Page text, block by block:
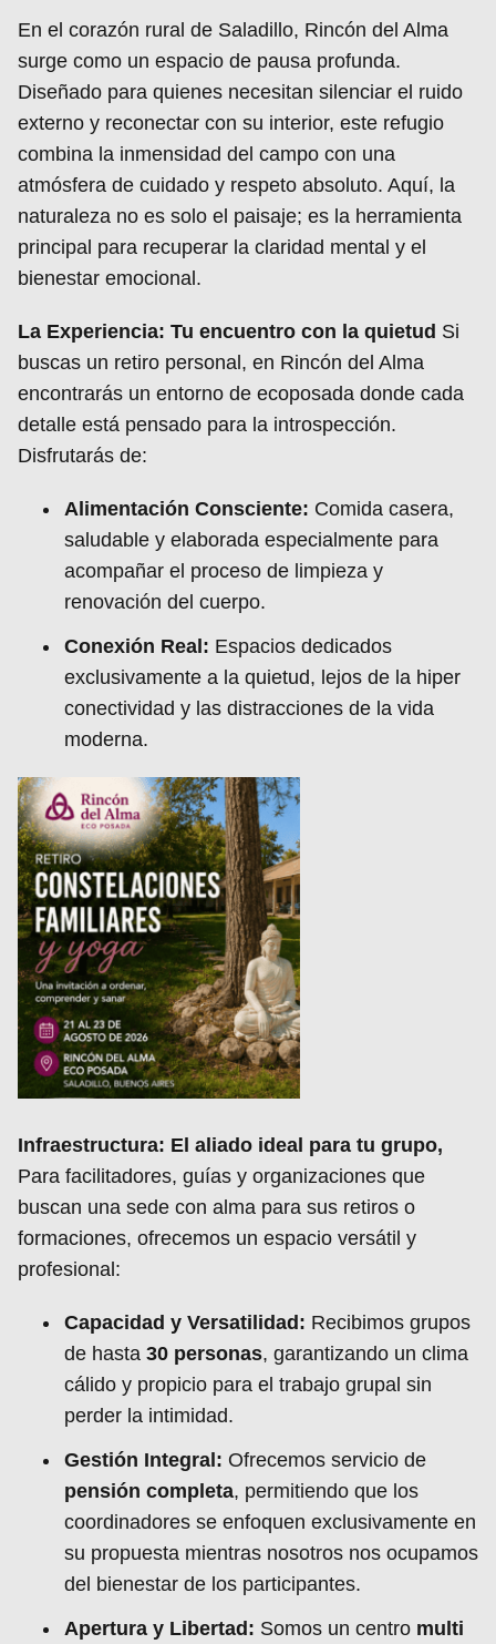
En el corazón rural de Saladillo, Rincón del Alma
surge como un espacio de pausa profunda.
Diseñado para quienes necesitan silenciar el ruido
externo y reconectar con su interior, este refugio
combina la inmensidad del campo con una
atmósfera de cuidado y respeto absoluto. Aquí, la
naturaleza no es solo el paisaje; es la herramienta
principal para recuperar la claridad mental y el
bienestar emocional.
La Experiencia: Tu encuentro con la quietud Si
buscas un retiro personal, en Rincón del Alma
encontrarás un entorno de ecoposada donde cada
detalle está pensado para la introspección.
Disfrutarás de:
Alimentación Consciente: Comida casera,
saludable y elaborada especialmente para
acompañar el proceso de limpieza y
renovación del cuerpo.
Conexión Real: Espacios dedicados
exclusivamente a la quietud, lejos de la hiper
conectividad y las distracciones de la vida
moderna.
Infraestructura: El aliado ideal para tu grupo,
Para facilitadores, guías y organizaciones que
buscan una sede con alma para sus retiros o
formaciones, ofrecemos un espacio versátil y
profesional:
Capacidad y Versatilidad: Recibimos grupos
de hasta 30 personas, garantizando un clima
cálido y propicio para el trabajo grupal sin
perder la intimidad.
Gestión Integral: Ofrecemos servicio de
pensión completa, permitiendo que los
coordinadores se enfoquen exclusivamente en
su propuesta mientras nosotros nos ocupamos
del bienestar de los participantes.
Apertura y Libertad: Somos un centro multi